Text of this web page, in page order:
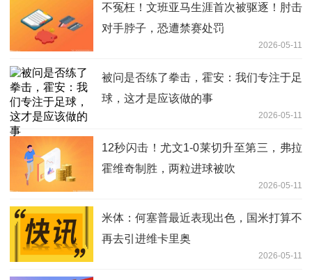
不冤枉！文班亚马生涯首次被驱逐！肘击
对手脖子，恐遭禁赛处罚
2026-05-11
被问是否练了拳击，霍安：我们专注于足
球，这才是应该做的事
2026-05-11
12秒闪击！尤文1-0莱切升至第三，弗拉
霍维奇制胜，两粒进球被吹
2026-05-11
米体：何塞普最近表现出色，国米打算不
再去引进维卡里奥
2026-05-11